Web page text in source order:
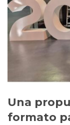
Una
formato